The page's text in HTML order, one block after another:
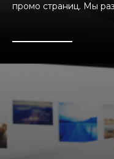
промо страниц. Мы